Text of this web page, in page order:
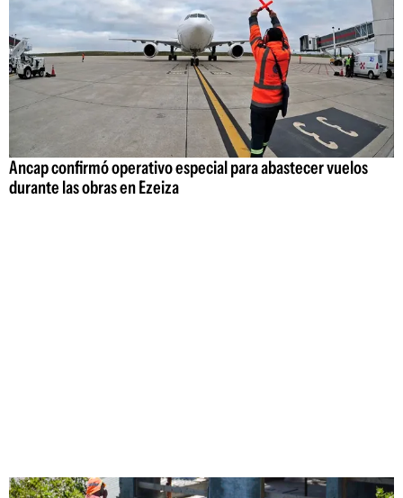
Ancap confirmó operativo especial para abastecer vuelos
durante las obras en Ezeiza